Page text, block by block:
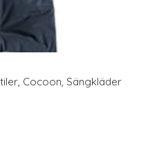
, Cocoon, Sängkläder